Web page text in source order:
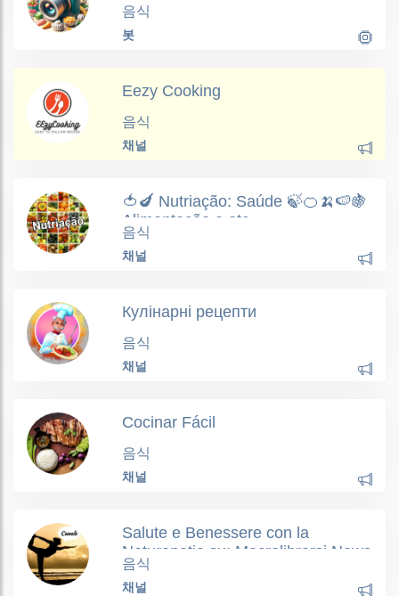
음식
봇
Eezy Cooking
음식
채널
🍅🍆 Nutriação: Saúde 🍃🍊🍌🍉🍇
Alimentação e etc.
음식
채널
Кулінарні рецепти
음식
채널
Cocinar Fácil
음식
채널
Salute e Benessere con la
Naturopatia su: Macrolibrarsi News
음식
채널